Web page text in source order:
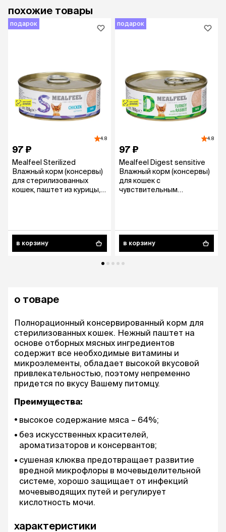
похожие товары
подарок
4.8
97 ₽
Mealfeel Sterilized
Влажный корм (консервы)
для стерилизованных
кошек, паштет из курицы,
в корзину
подарок
4.8
97 ₽
Mealfeel Digest sensitive
Влажный корм (консервы)
для кошек с
чувствительным
в корзину
о товаре
Полнорационный консервированный корм для
стерилизованных кошек. Нежный паштет на
основе отборных мясных ингредиентов
содержит все необходимые витамины и
микроэлементы, обладает высокой вкусовой
привлекательностью, поэтому непременно
придется по вкусу Вашему питомцу.
Преимущества:
высокое содержание мяса – 64%;
без искусственных красителей,
ароматизаторов и консервантов;
сушеная клюква предотвращает развитие
вредной микрофлоры в мочевыделительной
системе, хорошо защищает от инфекций
мочевыводящих путей и регулирует
кислотность мочи.
характеристики